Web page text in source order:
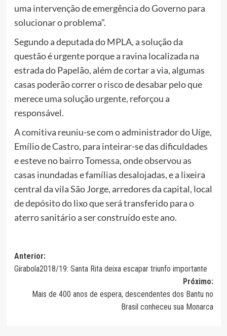
uma intervenção de emergência do Governo para
solucionar o problema”.
Segundo a deputada do MPLA, a solução da
questão é urgente porque a ravina localizada na
estrada do Papelão, além de cortar a via, algumas
casas poderão correr o risco de desabar pelo que
merece uma solução urgente, reforçou a
responsável.
A comitiva reuniu-se com o administrador do Uíge,
Emílio de Castro, para inteirar-se das dificuldades
e esteve no bairro Tomessa, onde observou as
casas inundadas e famílias desalojadas, e a lixeira
central da vila São Jorge, arredores da capital, local
de depósito do lixo que será transferido para o
aterro sanitário a ser construído este ano.
Navegação
de
artigos
Anterior:
Girabola2018/19: Santa Rita deixa escapar triunfo importante
Próximo:
Mais de 400 anos de espera, descendentes dos Bantu no
Brasil conheceu sua Monarca